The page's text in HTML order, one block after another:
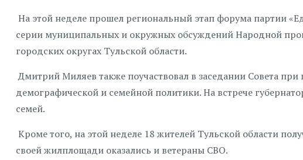
На этой неделе прошел региональный этап форума партии
серии муниципальных и окружных обсуждений Народной
городских округах Тульской области.
Дмитрий Миляев также поучаствовал в заседании Совета
демографической и семейной политики. На встрече
семей.
Кроме того, на этой неделе 18 жителей Тульской области
своей жилплощади оказались и ветераны СВО.